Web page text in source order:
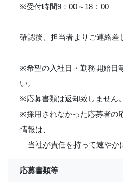
※受付時間9：00～18：00
確認後、担当者よりご連絡差
※希望の入社日・勤務開始日
い。
※応募書類は返却致しません。
※採用されなかった応募者の
情報は、
当社が責任を持って速やか
応募書類等